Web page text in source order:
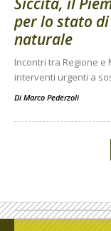
per lo stato
naturale
Incontri tra Regione
interventi urgenti a
Di Marco Pederzoli